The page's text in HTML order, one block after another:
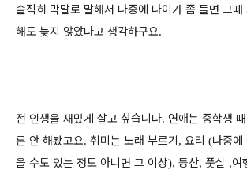
솔직히 막말로 말해서 나중에 나이가 좀 들면 그
해도 늦지 않았다고 생각하구요.
전 인생을 재밌게 살고 싶습니다. 연애는 중학생
론 안 해봤고요. 취미는 노래 부르기, 요리 (나중에
을 수도 있는 정도 아니면 그 이상), 등산, 풋살 ,여